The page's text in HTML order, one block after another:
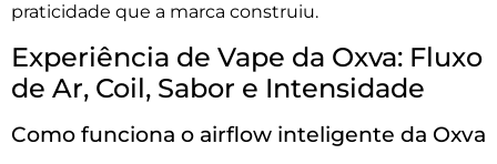
praticidade que a marca construiu.
Experiência de Vape da Oxva: Fluxo
de Ar, Coil, Sabor e Intensidade
Como funciona o airflow inteligente da Oxva